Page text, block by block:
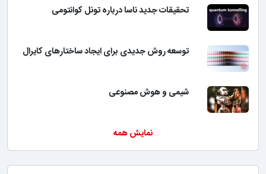
تحقیقات جدید ناسا درباره تونل کوانتومی
توسعه روش جدیدی برای ایجاد ساختارهای کایرال
شیمی و هوش مصنوعی
نمایش همه